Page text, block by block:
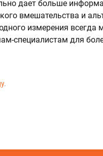
дает больше
вмешательства и
измерения всегда
специалистам для
.